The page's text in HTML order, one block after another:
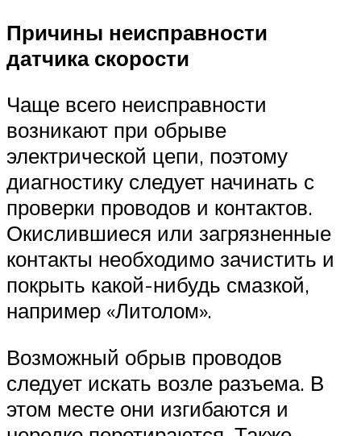
Причины неисправности
датчика скорости
Чаще всего неисправности
возникают при обрыве
электрической цепи, поэтому
диагностику следует начинать с
проверки проводов и контактов.
Окислившиеся или загрязненные
контакты необходимо зачистить и
покрыть какой-нибудь смазкой,
например «Литолом».
Возможный обрыв проводов
следует искать возле разъема. В
этом месте они изгибаются и